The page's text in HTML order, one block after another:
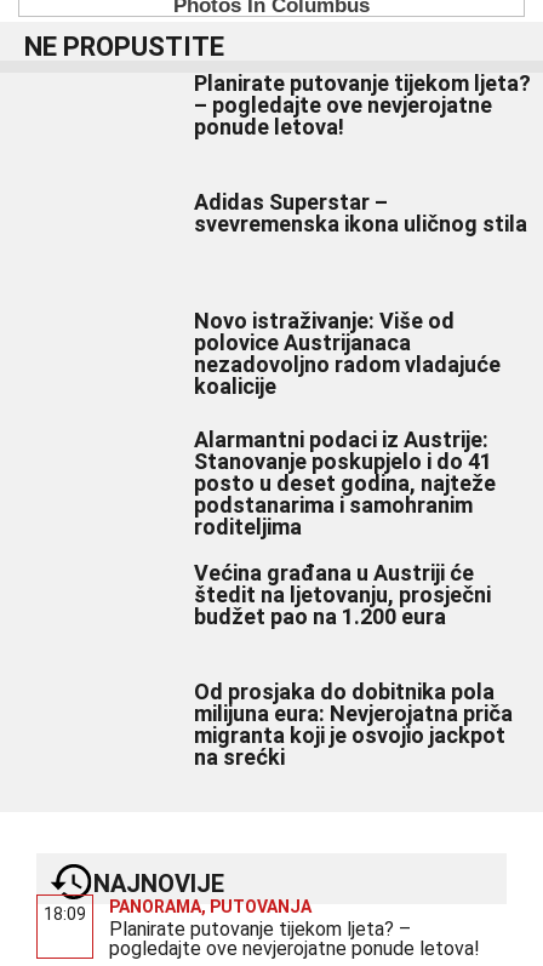
NE PROPUSTITE
Planirate putovanje tijekom ljeta?
– pogledajte ove nevjerojatne
ponude letova!
Adidas Superstar –
svevremenska ikona uličnog stila
Novo istraživanje: Više od
polovice Austrijanaca
nezadovoljno radom vladajuće
koalicije
Alarmantni podaci iz Austrije:
Stanovanje poskupjelo i do 41
posto u deset godina, najteže
podstanarima i samohranim
roditeljima
Većina građana u Austriji će
štedit na ljetovanju, prosječni
budžet pao na 1.200 eura
Od prosjaka do dobitnika pola
milijuna eura: Nevjerojatna priča
migranta koji je osvojio jackpot
na srećki
NAJNOVIJE
18:09 PANORAMA, PUTOVANJA
Planirate putovanje tijekom ljeta? –
pogledajte ove nevjerojatne ponude letova!